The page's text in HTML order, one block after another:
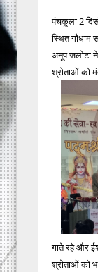
पंचकूला 2
स्थित
अनूप जलोटा
श्रोताओं को
गाते रहे और
श्रोताओं को